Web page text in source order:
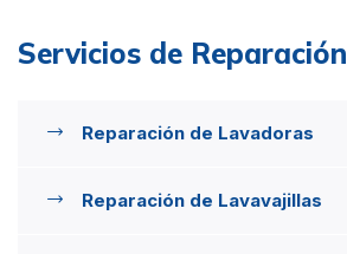
Servicios de Reparación
Reparación de Lavadoras
Reparación de Lavavajillas